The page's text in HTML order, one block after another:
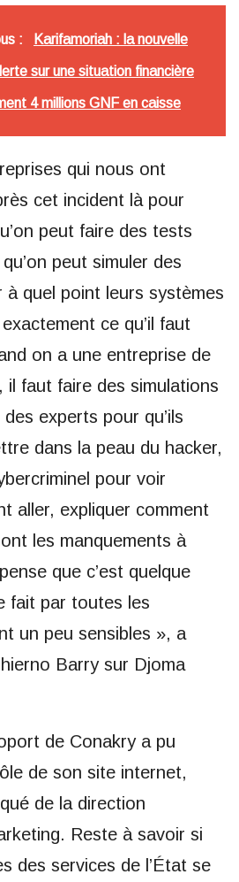
: Karifamoriah : la nouvelle
sur une situation financière
4 millions GNF en caisse
qui nous ont
cet incident là pour
peut faire des tests
peut simuler des
quel point leurs systèmes
ce qu’il faut
on a une entreprise de
il faut faire des simulations
experts pour qu’ils
dans la peau du hacker,
pour voir
aller, expliquer comment
les manquements à
que c’est quelque
fait par toutes les
un peu sensibles », a
Barry sur Djoma
de Conakry a pu
de son site internet,
de la direction
Reste à savoir si
des services de l’État se